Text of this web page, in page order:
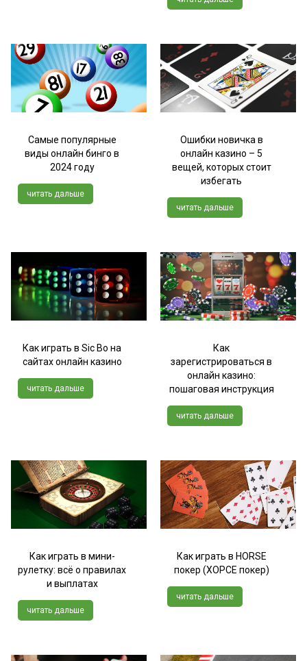
Самые популярные
виды онлайн бинго в
2024 году
читать дальше
Ошибки новичка в
онлайн казино – 5
вещей, которых стоит
избегать
читать дальше
Как играть в Sic Bo на
сайтах онлайн казино
читать дальше
Как
зарегистрироваться в
онлайн казино:
пошаговая инструкция
читать дальше
Как играть в мини-
рулетку: всё о правилах
и выплатах
читать дальше
Как играть в HORSE
покер (ХОРСЕ покер)
читать дальше